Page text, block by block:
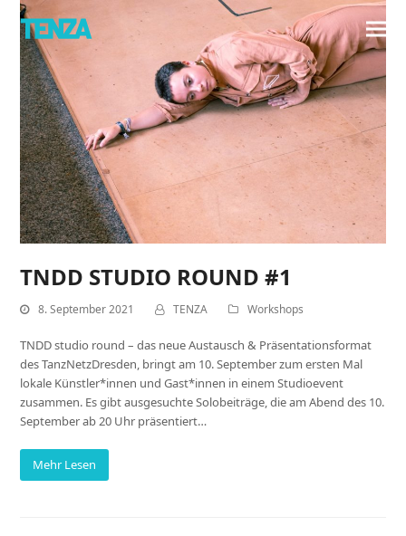
TNDD STUDIO ROUND #1
8. September 2021 TENZA Workshops
TNDD studio round – das neue Austausch & Präsentationsformat
des TanzNetzDresden, bringt am 10. September zum ersten Mal
lokale Künstler*innen und Gast*innen in einem Studioevent
zusammen. Es gibt ausgesuchte Solobeiträge, die am Abend des 10.
September ab 20 Uhr präsentiert…
Mehr Lesen